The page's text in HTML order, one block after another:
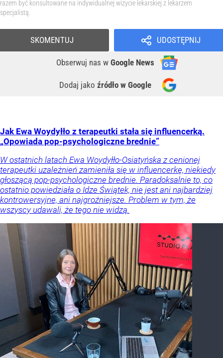
razem być konsultowane na indywidualnej wizycie lekarskiej z lekarzem
specjalistą.
UDOSTĘPNIJ
Obserwuj nas w Google News
Dodaj jako źródło w Google
SKOMENTUJ
Jak Ewa Woydyłło z terapeutki stała się influencerką.
„Opowiada pop-psychologiczne brednie”
W ostatnich latach Ewa Woydyłło-Osiatyńska z cenionej
terapeutki uzależnień zamieniła się w influencerkę, niekiedy
głoszącą pop-psychologiczne brednie. Paradoksalnie to, co
ostatnio powiedziała o Idze Świątek, nie jest ani najbardziej
kontrowersyjne, ani najgroźniejsze. Problem w tym, że
wszyscy udawali, że tego nie widzą.